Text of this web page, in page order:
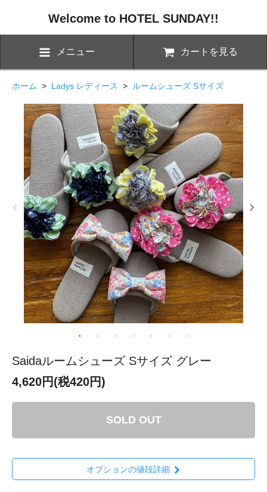
Welcome to HOTEL SUNDAY!!
メニュー カートを見る
ホーム > Ladys レディース > ルームシューズ Sサイズ
Saidaルームシューズ Sサイズ グレー
4,620円(税420円)
SOLD OUT
オプションの値段詳細